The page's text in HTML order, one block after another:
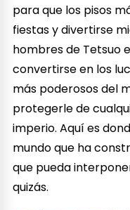
para que los pisos
fiestas y divertirse
hombres de Tetsuo
convertirse en los
más poderosos del
protegerle de
imperio. Aquí es
mundo que ha
que pueda
quizás.